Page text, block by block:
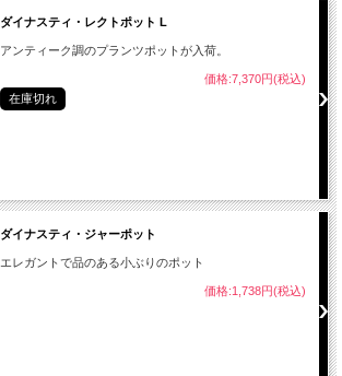
ダイナスティ・レクトポット L
アンティーク調のプランツポットが入荷。
価格:7,370円(税込)
在庫切れ
ダイナスティ・ジャーポット
エレガントで品のある小ぶりのポット
価格:1,738円(税込)